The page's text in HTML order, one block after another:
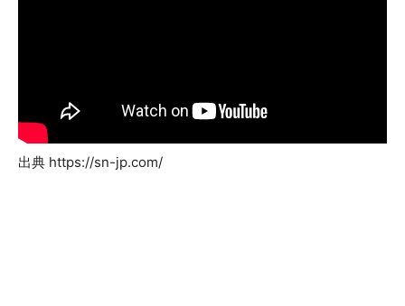
出典 https://sn-jp.com/